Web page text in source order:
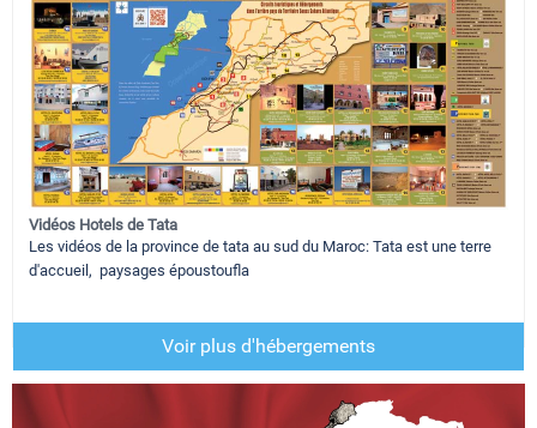
Vidéos Hotels de Tata
Les vidéos de la province de tata au sud du Maroc: Tata est une terre
d'accueil, paysages époustoufla
Voir plus d'hébergements